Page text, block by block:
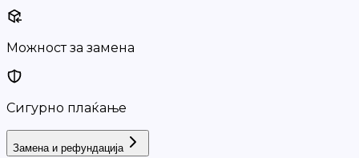
Можност за замена
Сигурно плаќање
Замена и рефундација